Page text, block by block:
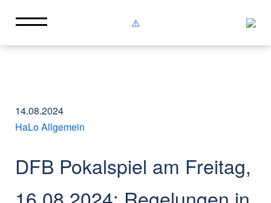
14.08.2024
HaLo Allgemein
DFB Pokalspiel am Freitag,